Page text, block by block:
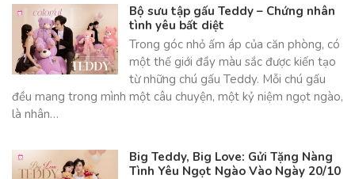
Bộ sưu tập gấu Teddy – Chứng nhân
tình yêu bất diệt
Trong góc nhỏ ấm áp của căn phòng, có
một thế giới đầy màu sắc được kiến tạo
từ những chú gấu Teddy. Mỗi chú gấu
đều mang trong mình một câu chuyện, một kỷ niệm ngọt ngào,
là nhân…
Big Teddy, Big Love: Gửi Tặng Nàng
Tình Yêu Ngọt Ngào Vào Ngày 20/10